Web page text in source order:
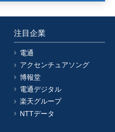
注目企業
電通
アクセンチュアソング
博報堂
電通デジタル
楽天グループ
NTTデータ